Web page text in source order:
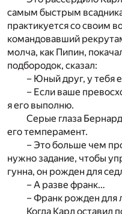
самым быстрым
практикуется со своим
командовавший
молча, как Пипин,
подбородок, сказал:
– Юный друг, у тебя
– Если ваше
я его выполню.
Серые глаза
его темперамент.
– Это больше чем
нужно задание, чтобы
гунна, он рожден для
– А разве франк…
– Франк рожден для
Когда Карл оставил